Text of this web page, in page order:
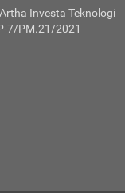
Investa Teknologi
7/PM.21/2021